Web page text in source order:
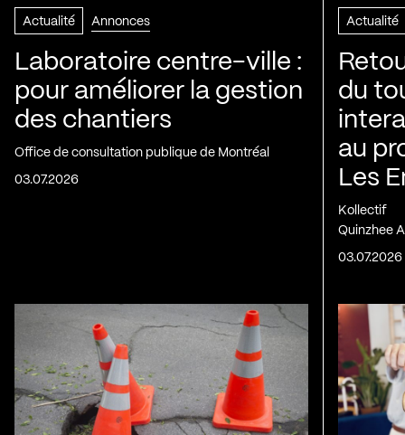
Actualité Annonces
Laboratoire centre-ville :
pour améliorer la gestion
des chantiers
Office de consultation publique de Montréal
03.07.2026
Actualité
du
au
Les
Kollectif
Quinzhee
03.07.2026